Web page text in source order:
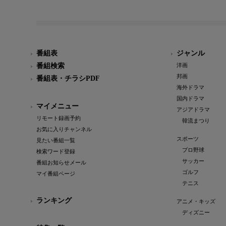
番組表
番組検索
番組表・チラシPDF
マイメニュー
リモート録画予約
お気に入りチャンネル
見たい番組一覧
検索ワード登録
番組お知らせメール
マイ番組ページ
ランキング
ジャンル
洋画
邦画
海外ドラマ
国内ドラマ
アジアドラマ
韓流まつり
スポーツ
プロ野球
サッカー
ゴルフ
テニス
アニメ・キッズ
ディズニー